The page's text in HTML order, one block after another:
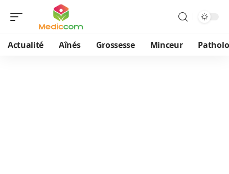
Actualité Aînés Grossesse Minceur